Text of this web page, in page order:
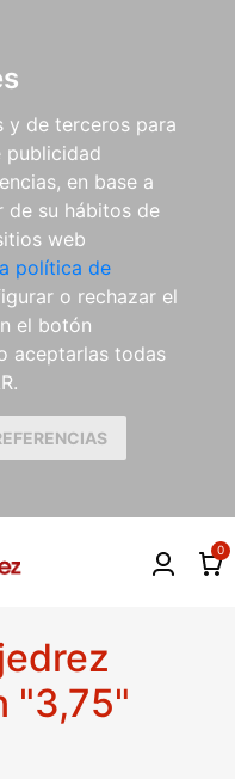
y de terceros para
publicidad
en base a
su hábitos de
web
política de
o rechazar el
el botón
o aceptarlas todas
0
"3,75"